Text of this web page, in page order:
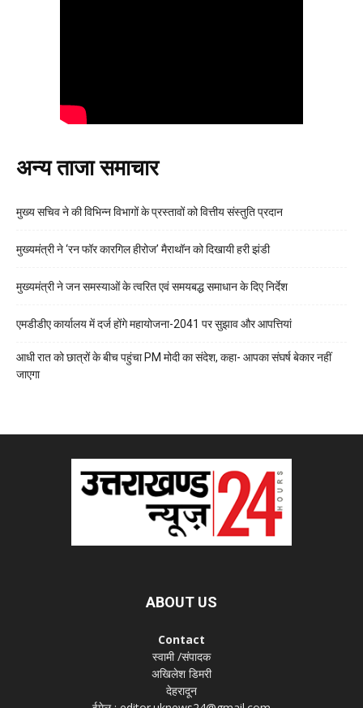
अन्य ताजा समाचार
मुख्य सचिव ने की विभिन्न विभागों के प्रस्तावों को वित्तीय संस्तुति प्रदान
मुख्यमंत्री ने ‘रन फॉर कारगिल हीरोज’ मैराथॉन को दिखायी हरी झंडी
मुख्यमंत्री ने जन समस्याओं के त्वरित एवं समयबद्ध समाधान के दिए निर्देश
एमडीडीए कार्यालय में दर्ज होंगे महायोजना-2041 पर सुझाव और आपत्तियां
आधी रात को छात्रों के बीच पहुंचा PM मोदी का संदेश, कहा- आपका संघर्ष बेकार नहीं
जाएगा
ABOUT US
Contact
स्वामी /संपादक
अखिलेश डिमरी
देहरादून